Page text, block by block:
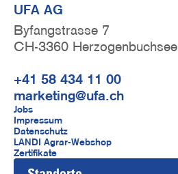
UFA AG
Byfangstrasse 7
CH-3360 Herzogenbuchsee
+41 58 434 11 00
marketing@ufa.ch
F
u
ß
Jobs
Impressum
Datenschutz
LANDI Agrar-Webshop
Zertifikate